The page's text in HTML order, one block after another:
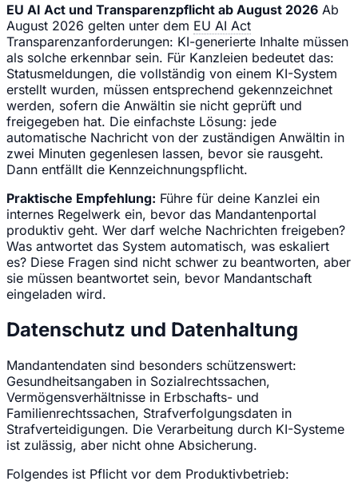
EU AI Act und Transparenzpflicht ab August 2026 Ab
August 2026 gelten unter dem EU AI Act
Transparenzanforderungen: KI-generierte Inhalte müssen
als solche erkennbar sein. Für Kanzleien bedeutet das:
Statusmeldungen, die vollständig von einem KI-System
erstellt wurden, müssen entsprechend gekennzeichnet
werden, sofern die Anwältin sie nicht geprüft und
freigegeben hat. Die einfachste Lösung: jede
automatische Nachricht von der zuständigen Anwältin in
zwei Minuten gegenlesen lassen, bevor sie rausgeht.
Dann entfällt die Kennzeichnungspflicht.
Praktische Empfehlung: Führe für deine Kanzlei ein
internes Regelwerk ein, bevor das Mandantenportal
produktiv geht. Wer darf welche Nachrichten freigeben?
Was antwortet das System automatisch, was eskaliert
es? Diese Fragen sind nicht schwer zu beantworten, aber
sie müssen beantwortet sein, bevor Mandantschaft
eingeladen wird.
Datenschutz und Datenhaltung
Mandantendaten sind besonders schützenswert:
Gesundheitsangaben in Sozialrechtssachen,
Vermögensverhältnisse in Erbschafts- und
Familienrechtssachen, Strafverfolgungsdaten in
Strafverteidigungen. Die Verarbeitung durch KI-Systeme
ist zulässig, aber nicht ohne Absicherung.
Folgendes ist Pflicht vor dem Produktivbetrieb: